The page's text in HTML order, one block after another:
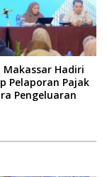
Makassar Hadiri
Pelaporan Pajak
Pengeluaran